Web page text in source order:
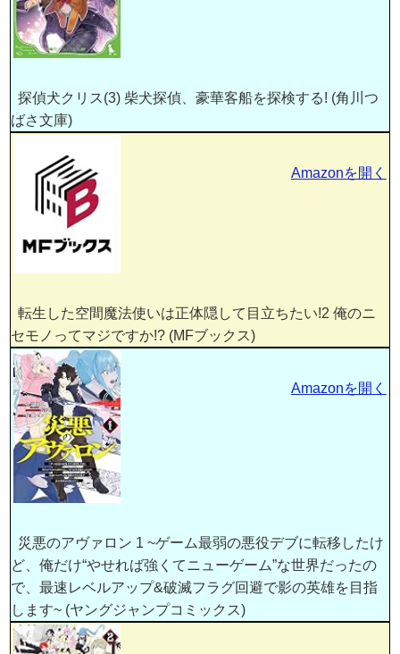
探偵犬クリス(3) 柴犬探偵、豪華客船を探検する! (角川つ
ばさ文庫)
転生した空間魔法使いは正体隠して目立ちたい!2 俺のニ
セモノってマジですか!? (MFブックス)
Amazonを開く
災悪のアヴァロン 1 ~ゲーム最弱の悪役デブに転移したけ
ど、俺だけ“やせれば強くてニューゲーム”な世界だったの
で、最速レベルアップ&破滅フラグ回避で影の英雄を目指
します~ (ヤングジャンプコミックス)
Amazonを開く